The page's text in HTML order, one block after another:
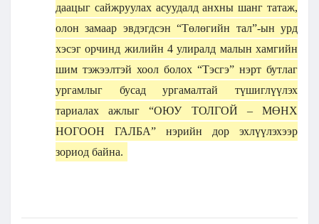
даацыг сайжруулах асуудалд анхны шанг татаж,
олон замаар эвдэгдсэн “Төлөгийн тал”-ын урд
хэсэг орчинд жилийн 4 улиралд малын хамгийн
шим тэжээлтэй хоол болох “Тэсгэ” нэрт бутлаг
ургамлыг бусад ургамалтай түшиглүүлэх
тариалах ажлыг “ОЮУ ТОЛГОЙ – МӨНХ
НОГООН ГАЛБА” нэрийн дор эхлүүлэхээр
зориод байна.